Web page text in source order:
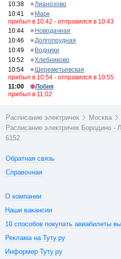
10:38
Лианозово
10:41
Марк
прибыл в 10:42 - отправился в 10:43
10:44
Новодачная
10:46
Долгопрудная
10:49
Водники
10:52
Хлебниково
10:54
Шереметьевская
прибыл в 10:54 - отправился в 10:55
11:00
Лобня
прибыл в 11:02
Расписание электричек Москва
Расписание электричек Бородино -
6152
Обратная связь
Справочная
О компании
Наши вакансии
10 способов покупать авиабилеты
Реклама на Туту.ру
Информер Туту.ру